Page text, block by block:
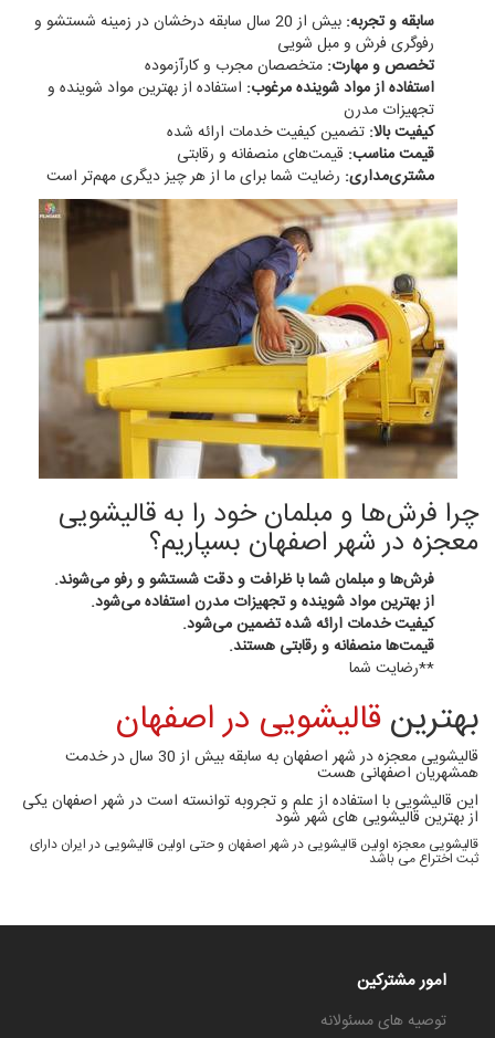
سابقه و تجربه:
بیش از 20 سال سابقه درخشان در زمینه شستشو و
رفوگری فرش و مبل شویی
تخصص و مهارت: متخصصان مجرب و کارآزموده
استفاده از مواد شوینده مرغوب: استفاده از بهترین مواد شوینده و
تجهیزات مدرن
کیفیت بالا: تضمین کیفیت خدمات ارائه شده
قیمت مناسب: قیمت‌های منصفانه و رقابتی
مشتری‌مداری: رضایت شما برای ما از هر چیز دیگری مهم‌تر است
چرا فرش‌ها و مبلمان خود را به قالیشویی
معجزه در شهر اصفهان بسپاریم؟
فرش‌ها و مبلمان شما با ظرافت و دقت شستشو و رفو می‌شوند.
از بهترین مواد شوینده و تجهیزات مدرن استفاده می‌شود.
کیفیت خدمات ارائه شده تضمین می‌شود.
قیمت‌ها منصفانه و رقابتی هستند.
**رضایت شما
بهترینقالیشویی در اصفهان
قالیشویی معجزه در شهر اصفهان به سابقه بیش از 30 سال در خدمت
همشهریان اصفهانی هست
این قالیشویی با استفاده از علم و تجروبه توانسته است در شهر اصفهان یکی
از بهترین قالیشویی های شهر شود
قالیشویی معجزه اولین قالیشویی در شهر اصفهان و حتی اولین قالیشویی در ایران دارای
ثبت اختراع می باشد
امور مشترکین
توصیه های مسئولانه